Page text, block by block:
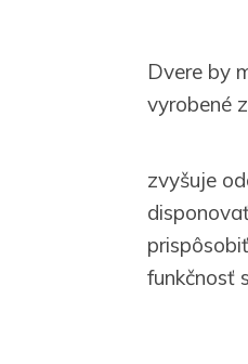
Dvere by
vyrobené
zvyšuje
funkčnosť